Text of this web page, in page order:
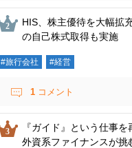
HIS、株主優待を大幅
の自己株式取得も実施
#旅行会社 #経営
1 コメント
『ガイド』という仕事
外資系ファイナンスが挑